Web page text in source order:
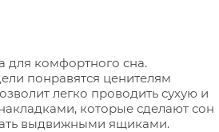
для комфортного сна.
понравятся ценителям
легко проводить сухую и
которые сделают сон
выдвижными ящиками.